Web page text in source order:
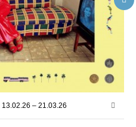
13.02.26 – 21.03.26